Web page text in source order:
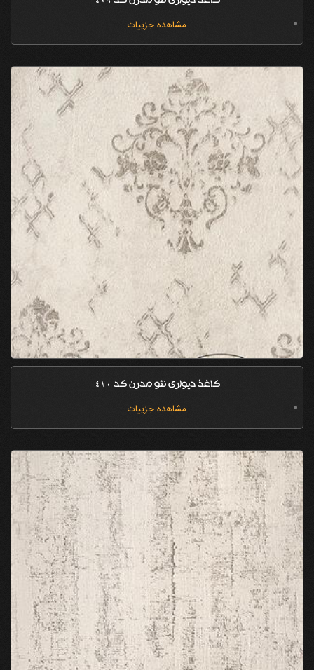
مشاهده جزییات
کاغذ دیواری نئو مدرن کد 410
مشاهده جزییات